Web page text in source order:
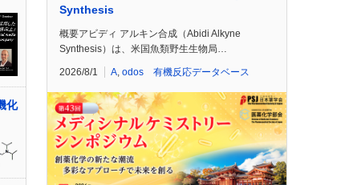
化
Synthesis
概要アビディ アルキン合成（Abidi Alkyne
Synthesis）は、米国魚類野生生物局…
2026/8/1 A odos 有機反応データベース